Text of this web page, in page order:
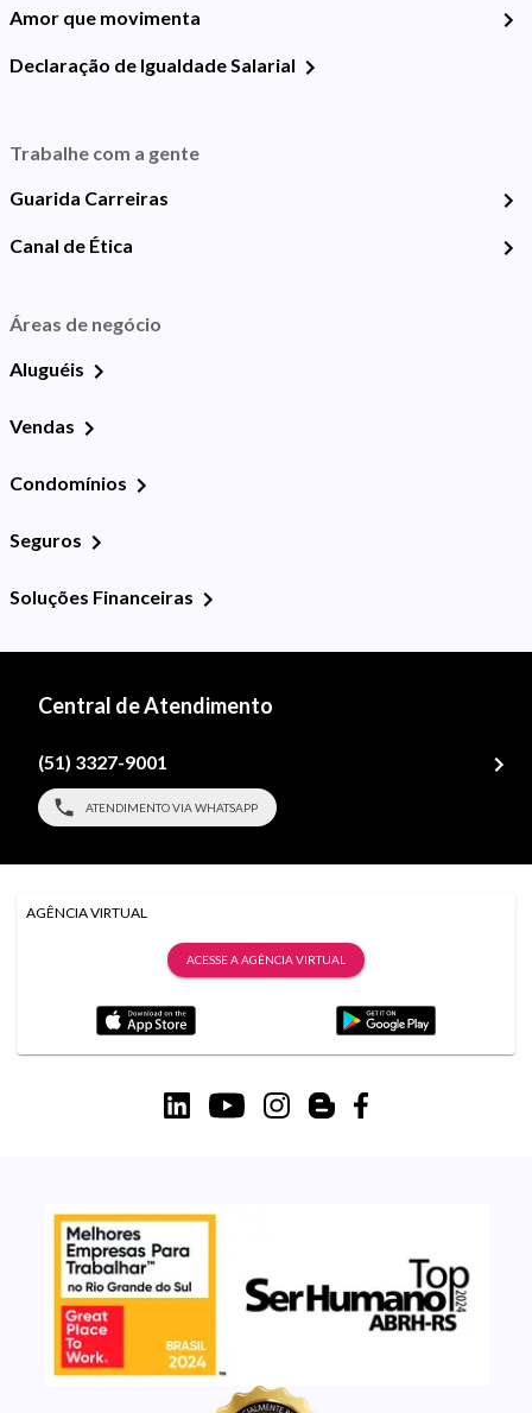
Amor que movimenta
Declaração de Igualdade Salarial
Trabalhe com a gente
Guarida Carreiras
Canal de Ética
Áreas de negócio
Aluguéis
Vendas
Condomínios
Seguros
Soluções Financeiras
Central de Atendimento
(51) 3327-9001
ATENDIMENTO VIA WHATSAPP
AGÊNCIA VIRTUAL
ACESSE A AGÊNCIA VIRTUAL